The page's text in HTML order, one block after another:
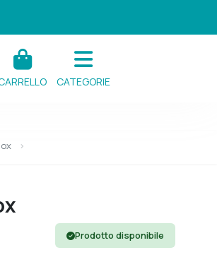
CATEGORIE
Prodotto disponibile